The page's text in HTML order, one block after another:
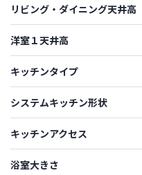
リビング・ダイニング天井高
洋室１天井高
キッチンタイプ
システムキッチン形状
キッチンアクセス
浴室大きさ